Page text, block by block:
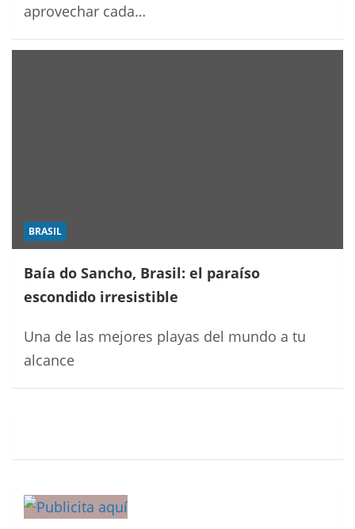
aprovechar cada…
BRASIL
Baía do Sancho, Brasil: el paraíso
escondido irresistible
Una de las mejores playas del mundo a tu
alcance